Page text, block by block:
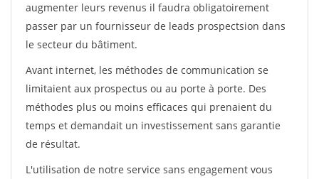
augmenter leurs revenus il faudra obligatoirement
passer par un fournisseur de leads prospectsion dans
le secteur du bâtiment.
Avant internet, les méthodes de communication se
limitaient aux prospectus ou au porte à porte. Des
méthodes plus ou moins efficaces qui prenaient du
temps et demandait un investissement sans garantie
de résultat.
L'utilisation de notre service sans engagement vous